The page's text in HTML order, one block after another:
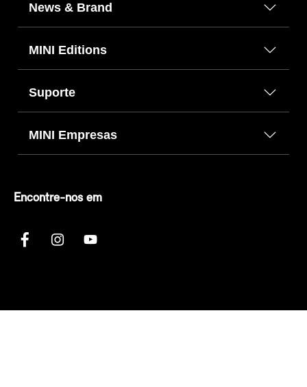
News & Brand
MINI Editions
Suporte
MINI Empresas
Encontre-nos em